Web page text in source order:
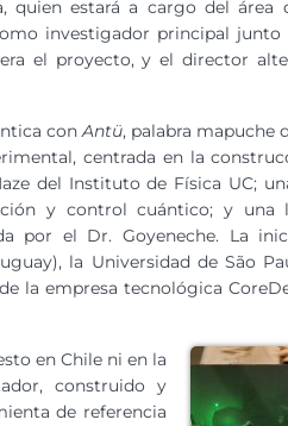
quien estará a cargo del
investigador principal junto
el proyecto, y el director
conAntü, palabra mapuche
centrada en la
del Instituto de Física UC;
y control cuántico; y una
por el Dr. Goyeneche. La
la Universidad de São
la empresa tecnológica
en Chile ni en la
construido y
de referencia